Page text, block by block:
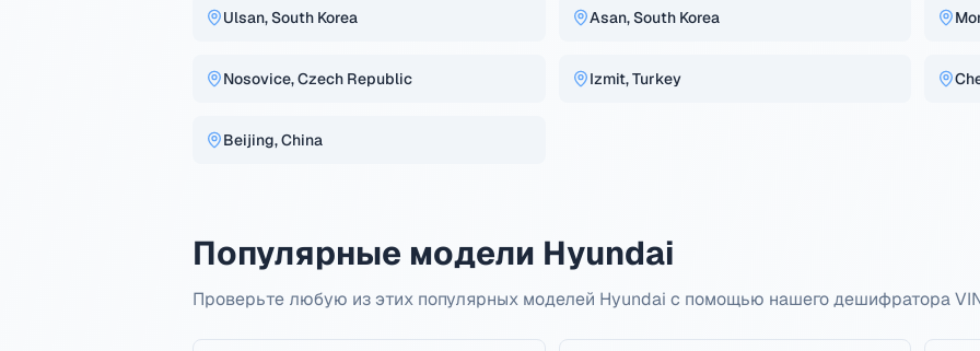
Ulsan, South Korea Asan, South Korea
Nosovice, Czech Republic Izmit, Turkey
Beijing, China
Популярные модели Hyundai
Проверьте любую из этих популярных моделей Hyundai с помощью нашего дешифратора